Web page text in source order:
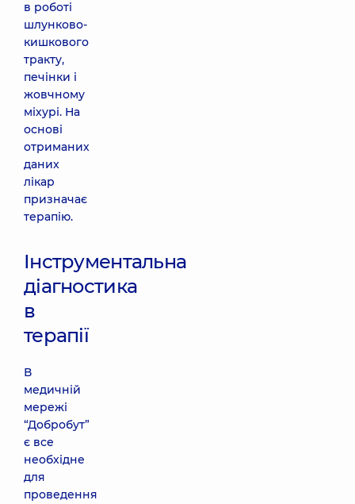
в роботі
шлунково-
кишкового
тракту,
печінки і
жовчному
міхурі. На
основі
отриманих
даних
лікар
призначає
терапію.
Інструментальна
діагностика
в
терапії
В
медичній
мережі
“Добробут”
є все
необхідне
для
проведення